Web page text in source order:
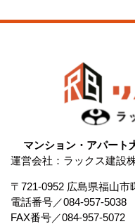
マンション・アパー
運営会社：ラックス建設
〒721-0952 広島県福山市
電話番号
084-957-5038
FAX番号
084-957-5072